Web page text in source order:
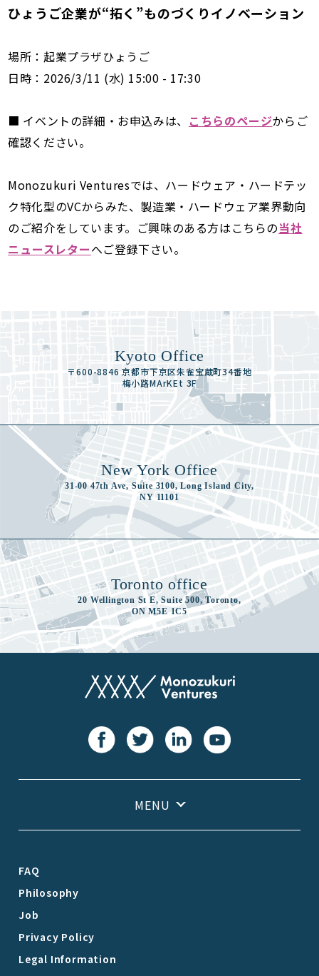
ひょうご企業が“拓く”ものづくりイノベーション
場所：起業プラザひょうご
日時：2026/3/11 (水) 15:00 - 17:30
■ イベントの詳細・お申込みは、 こちらのページからご
確認ください。
Monozukuri Venturesでは、ハードウェア・ハードテッ
ク特化型のVCからみた、製造業・ハードウェア業界動向
のご紹介をしています。ご興味のある方はこちらの当社
ニュースレターへご登録下さい。
Kyoto Office
〒600-8846 京都市下京区朱雀宝蔵町34番地
梅小路MArKEt 3F
New York Office
31-00 47th Ave, Suite 3100, Long Island City,
NY 11101
Toronto office
20 Wellington St E, Suite 500, Toronto,
ON M5E 1C5
FAQ
Philosophy
Job
Privacy Policy
Legal Information